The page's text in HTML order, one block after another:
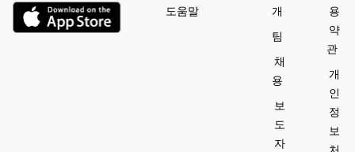
도움말
개
팀
채
용
보
도
자
용
약
관
개
인
정
보